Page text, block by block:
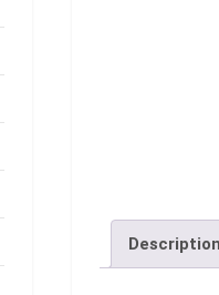
Description